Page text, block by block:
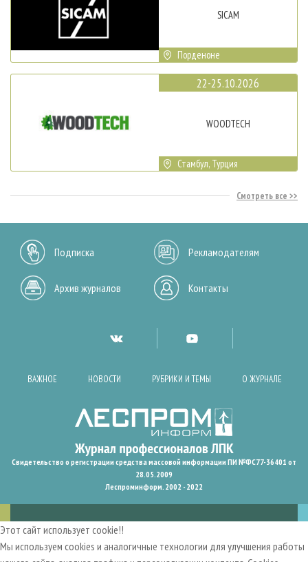
SICAM
Порденоне
22-25.10.2026
WOODTECH
Стамбул, Турция
Смотреть все
Подписка Рекламодателям
Архив журналов Контакты
ВАЖНОЕ НОВОСТИ РУБРИКИ И ТЕМЫ О ЖУРНАЛЕ
Свидетельство о регистрации средства массовой информации ПИ №ФС77-36401 от
28.05.2009
Леспроминформ. 2002 - 2022
Этот сайт использует cookie!!
Мы используем cookies и аналогичные технологии для улучшения работы